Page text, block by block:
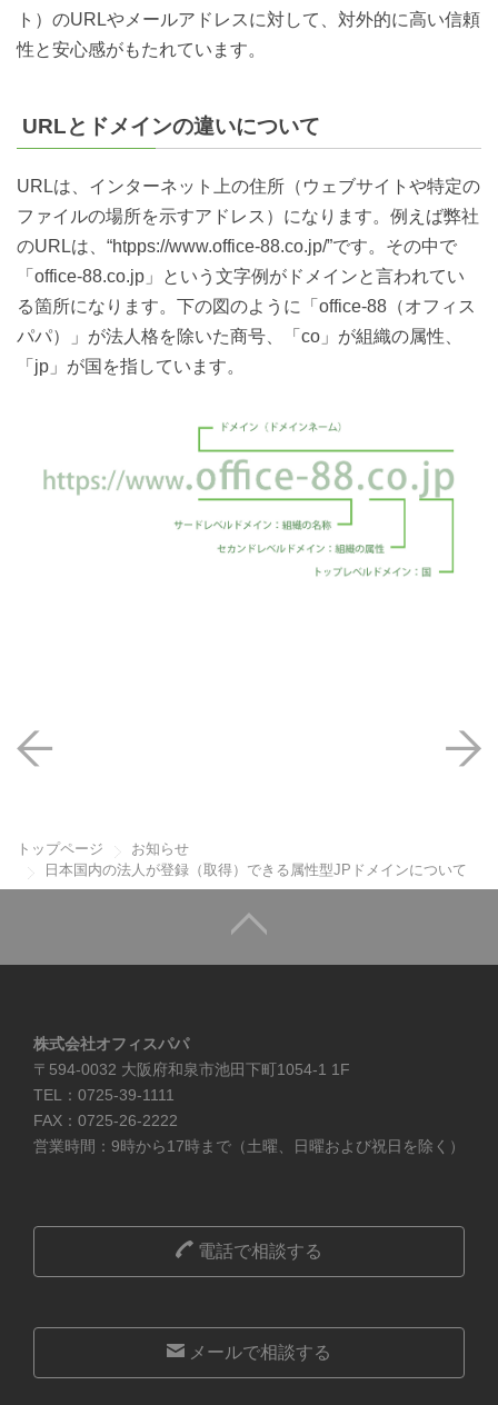
ト）のURLやメールアドレスに対して、対外的に高い信頼
性と安心感がもたれています。
URLとドメインの違いについて
URLは、インターネット上の住所（ウェブサイトや特定の
ファイルの場所を示すアドレス）になります。例えば弊社
のURLは、“htpps://www.office-88.co.jp/”です。その中で
「office-88.co.jp」という文字例がドメインと言われてい
る箇所になります。下の図のように「office-88（オフィス
パパ）」が法人格を除いた商号、「co」が組織の属性、
「jp」が国を指しています。
トップページ
お知らせ
日本国内の法人が登録（取得）できる属性型JPドメインについて
株式会社オフィスパパ
〒594-0032 大阪府和泉市池田下町1054-1 1F
TEL：0725-39-1111
FAX：0725-26-2222
営業時間：9時から17時まで（土曜、日曜および祝日を除く）
電話で相談する
メールで相談する